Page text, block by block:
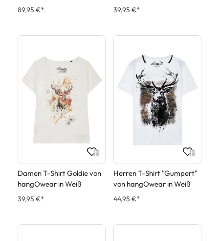
89,95 €* 39,95 €*
Damen T-Shirt Goldie von
hangOwear in Weiß
39,95 €*
Herren T-Shirt "Gumpert"
von hangOwear in Weiß
44,95 €*